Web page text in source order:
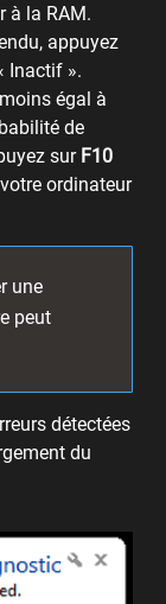
à la RAM.
appuyez
Inactif ».
égal à
de
sur F10
ordinateur
une
peut
détectées
du